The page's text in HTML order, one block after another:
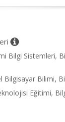
Sistemleri,
Bilimi,
Eğitimi,